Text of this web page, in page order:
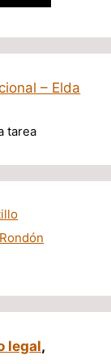
– Elda
tarea
legal,